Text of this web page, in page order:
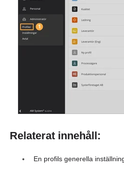
Relaterat innehåll:
En profils generella